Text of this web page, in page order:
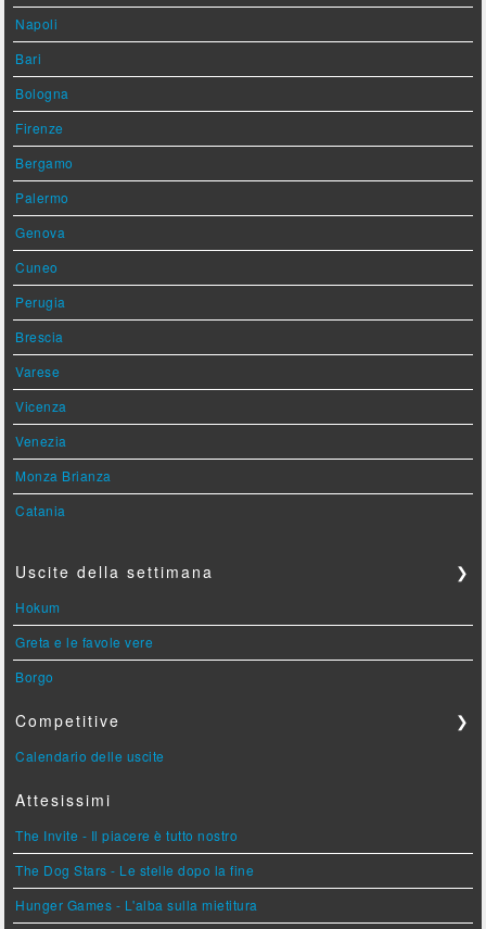
Napoli
Bari
Bologna
Firenze
Bergamo
Palermo
Genova
Cuneo
Perugia
Brescia
Varese
Vicenza
Venezia
Monza Brianza
Catania
Uscite della settimana ❯
Hokum
Greta e le favole vere
Borgo
Competitive ❯
Calendario delle uscite
Attesissimi
The Invite - Il piacere è tutto nostro
The Dog Stars - Le stelle dopo la fine
Hunger Games - L'alba sulla mietitura